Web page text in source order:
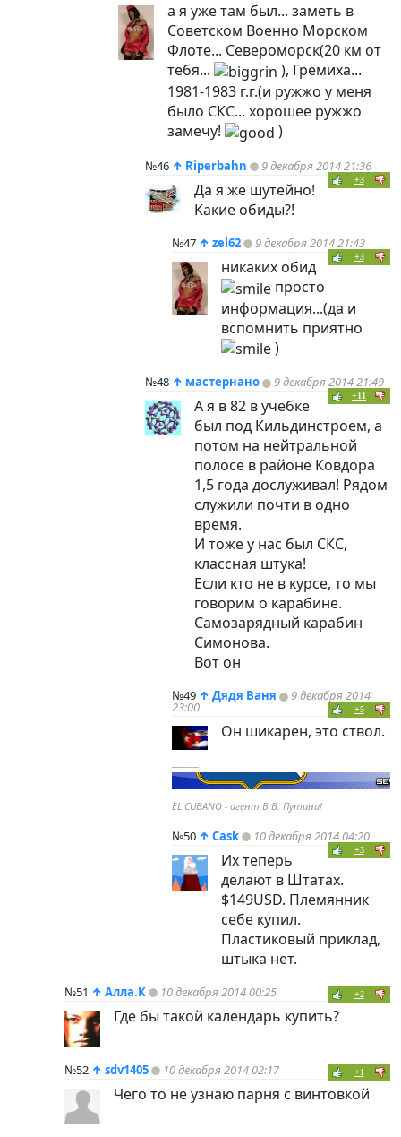
а я уже там был... заметь в
Советском Военно Морском
Флоте... Североморск(20 км от
тебя...
), Гремиха...
1981-1983 г.г.(и ружжо у меня
было СКС... хорошее ружжо
замечу!
)
№46 ↑ Riperbahn 9 декабря 2014 21:36
+3
Да я же шутейно!
Какие обиды?!
№47 ↑ zel62 9 декабря 2014 21:43
+3
никаких обид
просто
информация...(да и
вспомнить приятно
)
№48 ↑ мастернано 9 декабря 2014 21:49
+11
А я в 82 в учебке
был под Кильдинстроем, а
потом на нейтральной
полосе в районе Ковдора
1,5 года дослуживал! Рядом
служили почти в одно
время.
И тоже у нас был СКС,
классная штука!
Если кто не в курсе, то мы
говорим о карабине.
Самозарядный карабин
Симонова.
Вот он
№49 ↑ Дядя Ваня 9 декабря 2014
23:00 +5
Он шикарен, это ствол.
----------
EL CUBANO - агент В.В. Путина!
№50 ↑ Cask 10 декабря 2014 04:20
+3
Их теперь
делают в Штатах.
$149USD. Племянник
себе купил.
Пластиковый приклад,
штыка нет.
№51 ↑ Алла.К 10 декабря 2014 00:25 +2
Где бы такой календарь купить?
№52 ↑ sdv1405 10 декабря 2014 02:17 +1
Чего то не узнаю парня с винтовкой